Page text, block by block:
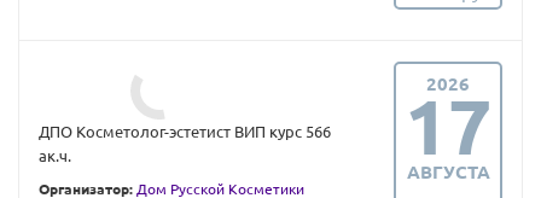
ДПО Косметолог-эстетист ВИП курс 566
ак.ч.
Организатор: Дом Русской Косметики
2026
17
АВГУСТА